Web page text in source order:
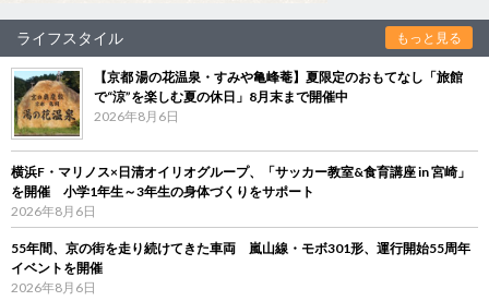
ライフスタイル もっと見る
【京都 湯の花温泉・すみや亀峰菴】夏限定のおもてなし「旅館
で“涼”を楽しむ夏の休日」8月末まで開催中
2026年8月6日
横浜F・マリノス×日清オイリオグループ、「サッカー教室&食育講座 in 宮崎」
を開催 小学1年生～3年生の身体づくりをサポート
2026年8月6日
55年間、京の街を走り続けてきた車両 嵐山線・モボ301形、運行開始55周年
イベントを開催
2026年8月6日